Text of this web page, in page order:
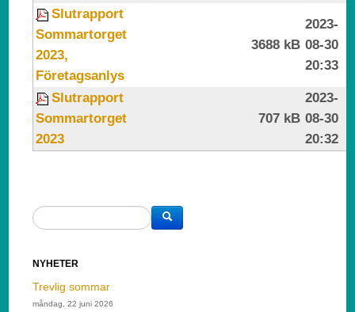
Slutrapport
Sommartorget
2023,
Företagsanlys
3688 kB
2023-
08-30
20:33
Slutrapport
Sommartorget
2023
707 kB
2023-
08-30
20:32
NYHETER
Trevlig sommar
måndag, 22 juni 2026